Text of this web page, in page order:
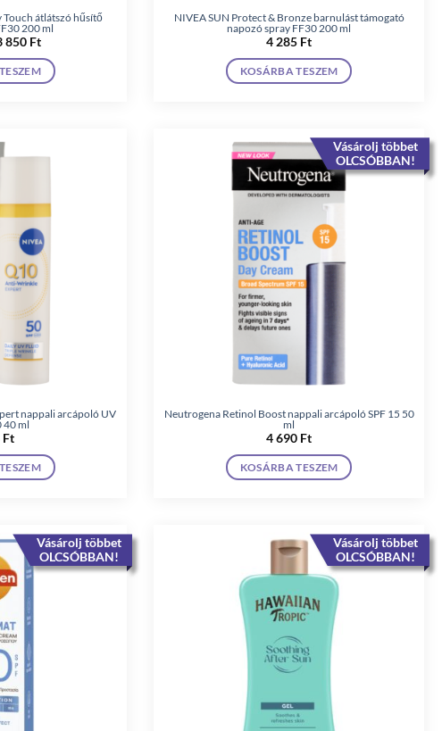
Touch átlátszó hűsítő
200 ml
was:
850 FtCurrent
is:
3
NIVEA SUN Protect & Bronze barnulást támogató
napozó spray FF30 200 ml
4 285 Ft
KOSÁRBA TESZEM
nappali arcápoló UV
40 ml
Ft
Vásárolj többet
OLCSÓBBAN!
Neutrogena Retinol Boost nappali arcápoló SPF 15 50
ml
4 690 Ft
KOSÁRBA TESZEM
Vásárolj többet
OLCSÓBBAN!
Vásárolj többet
OLCSÓBBAN!